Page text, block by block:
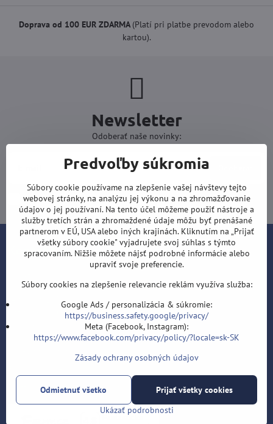
Doprava od 100 EUR ZDARMA(Platí pri platbe prevodom alebo
kartou).
Newsletter
Odoberať naše novinky:
Chcem sa prihlásiť k odberu noviniek e-mailom
Kontakt
Roman Šostek
Velflíkova 1632/11
Ostrava-Hrabůvka
700 30
https://www.facebook.com/sipky.obchod/
Predvoľby súkromia
Súbory cookie používame na zlepšenie vašej návštevy tejto
webovej stránky, na analýzu jej výkonu a na zhromažďovanie
údajov o jej používaní. Na tento účel môžeme použiť nástroje a
služby tretích strán a zhromaždené údaje môžu byť prenášané
partnerom v EÚ, USA alebo iných krajinách. Kliknutím na „Prijať
všetky súbory cookie" vyjadrujete svoj súhlas s týmto
spracovaním. Nižšie môžete nájsť podrobné informácie alebo
upraviť svoje preferencie.
Súbory cookies na zlepšenie relevancie reklám využíva služba:
Google Ads / personalizácia & súkromie:
https://business.safety.google/privacy/
Meta (Facebook, Instagram):
https://www.facebook.com/privacy/policy/?locale=sk-SK
Zásady ochrany osobných údajov
Ukázať podrobnosti
Prijať všetky cookies
Odmietnuť všetko